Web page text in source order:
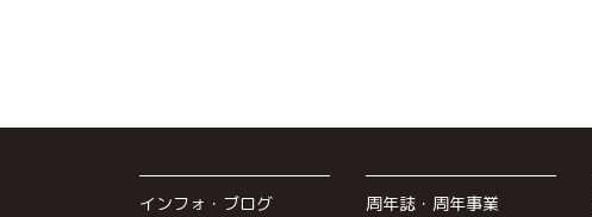
インフォ・ブログ 周年誌・周年事業